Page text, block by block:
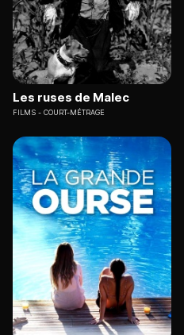
Les ruses de Malec
FILMS COURT-MÉTRAGE